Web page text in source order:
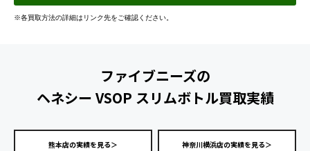
※各買取方法の詳細はリンク先をご確認ください。
ファイブニーズの
ヘネシー VSOP スリムボトル買取実績
熊本店の実績を見る＞ 神奈川横浜店の実績を見る＞